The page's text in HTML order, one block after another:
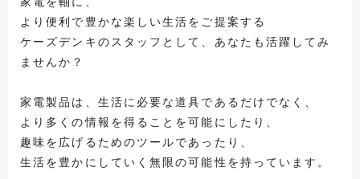
より便利で豊かな楽しい生活をご提案する
ケーズデンキのスタッフとして、あなたも活躍してみ
ませんか？
家電製品は、生活に必要な道具であるだけでなく、
より多くの情報を得ることを可能にしたり、
趣味を広げるためのツールであったり、
生活を豊かにしていく無限の可能性を持っています。